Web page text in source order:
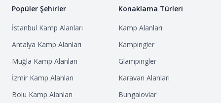
Popüler Şehirler
İstanbul Kamp Alanları
Antalya Kamp Alanları
Muğla Kamp Alanları
İzmir Kamp Alanları
Bolu Kamp Alanları
Konaklama Türleri
Kamp Alanları
Kampingler
Glampingler
Karavan Alanları
Bungalovlar